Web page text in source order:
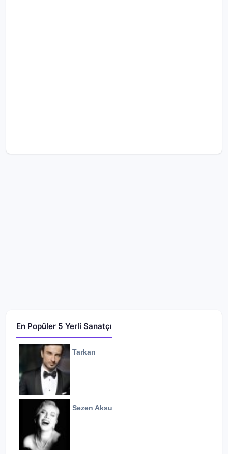
En Popüler 5 Yerli Sanatçı
Tarkan
Sezen Aksu